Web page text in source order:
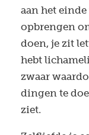
aan het
opbrengen
doen, je zit
hebt
zwaar
dingen te
ziet.